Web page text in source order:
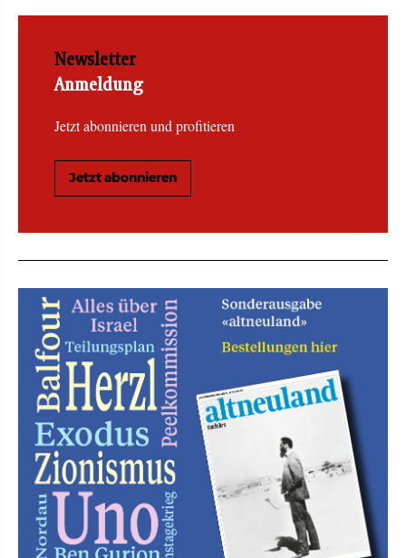
Newsletter
Anmeldung
Jetzt abonnieren und profitieren
Jetzt abonnieren